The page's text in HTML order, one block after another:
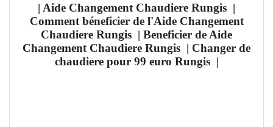
| Aide Changement Chaudiere Rungis |
Comment béneficier de l'Aide Changement
Chaudiere Rungis | Beneficier de Aide
Changement Chaudiere Rungis | Changer de
chaudiere pour 99 euro Rungis |